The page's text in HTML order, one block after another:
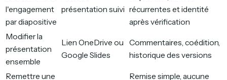
l'engagement
par diapositive
présentation suivi récurrentes et identité
après vérification
Modifier la
présentation
ensemble
Lien OneDrive ou
Google Slides
Commentaires, coédition,
historique des versions
Remettre une
Remise simple, aucune